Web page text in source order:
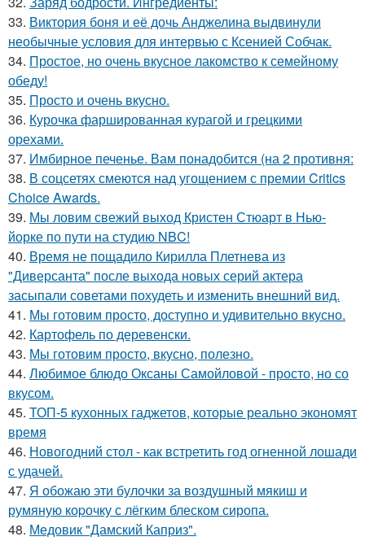
33. Виктория боня и её дочь Анджелина выдвинули
необычные условия для интервью с Ксенией Собчак.
34. Простое, но очень вкусное лакомство к семейному
обеду!
35. Просто и очень вкусно.
36. Курочка фаршированная курагой и грецкими
орехами.
37. Имбирное печенье. Вам понадобится (на 2 противня:
38. В соцсетях смеются над угощением с премии Critics
Choice Awards.
39. Мы ловим свежий выход Кристен Стюарт в Нью-
йорке по пути на студию NBC!
40. Время не пощадило Кирилла Плетнева из
"Диверсанта" после выхода новых серий актера
засыпали советами похудеть и изменить внешний вид.
41. Мы готовим просто, доступно и удивительно вкусно.
42. Картофель по деревенски.
43. Мы готовим просто, вкусно, полезно.
44. Любимое блюдо Оксаны Самойловой - просто, но со
вкусом.
45. ТОП-5 кухонных гаджетов, которые реально экономят
время
46. Новогодний стол - как встретить год огненной лошади
с удачей.
47. Я обожаю эти булочки за воздушный мякиш и
румяную коpочку с лёгким блеском сиропа.
48. Медовик "Дамский Каприз".